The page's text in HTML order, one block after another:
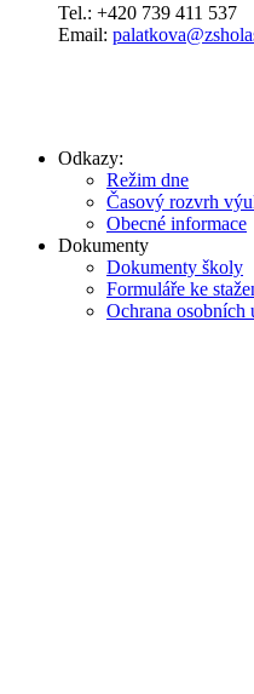
Tel.: +420 739 411 537
Email:
Odkazy:
Režim dne
Časový rozvrh
Obecné informace
Dokumenty
Dokumenty školy
Formuláře ke
Ochrana osobních